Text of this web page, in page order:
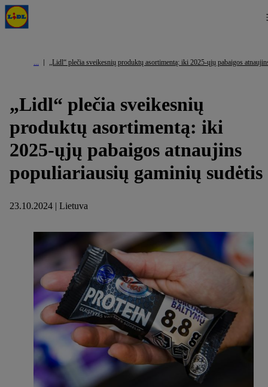
„Lidl“ plečia sveikesnių produktų asortimentą: iki 2025-ųjų pabaigos
„Lidl“ plečia sveikesnių
produktų asortimentą: iki
2025-ųjų pabaigos atnaujins
populiariausių gaminių sudėtis
23.10.2024 | Lietuva